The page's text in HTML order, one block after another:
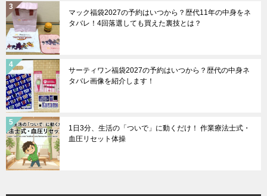
マック福袋2027の予約はいつから？歴代11年の中身をネ
タバレ！4回落選しても買えた裏技とは？
サーティワン福袋2027の予約はいつから？歴代の中身ネ
タバレ画像を紹介します！
1日3分、生活の「ついで」に動くだけ！ 作業療法士式・
血圧リセット体操